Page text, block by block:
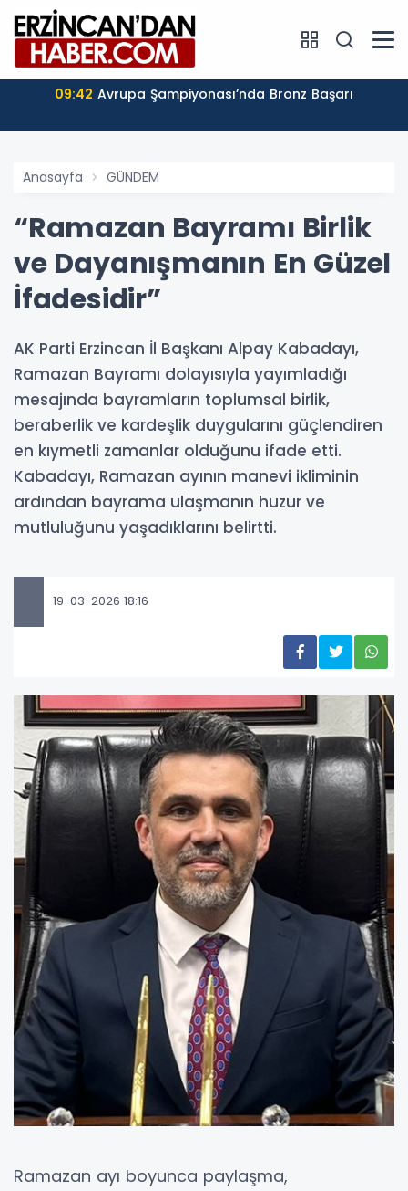
09:42 Avrupa Şampiyonası’nda Bronz Başarı
Anasayfa GÜNDEM
“Ramazan Bayramı Birlik
ve Dayanışmanın En Güzel
İfadesidir”
AK Parti Erzincan İl Başkanı Alpay Kabadayı,
Ramazan Bayramı dolayısıyla yayımladığı
mesajında bayramların toplumsal birlik,
beraberlik ve kardeşlik duygularını güçlendiren
en kıymetli zamanlar olduğunu ifade etti.
Kabadayı, Ramazan ayının manevi ikliminin
ardından bayrama ulaşmanın huzur ve
mutluluğunu yaşadıklarını belirtti.
19-03-2026 18:16
Ramazan ayı boyunca paylaşma,